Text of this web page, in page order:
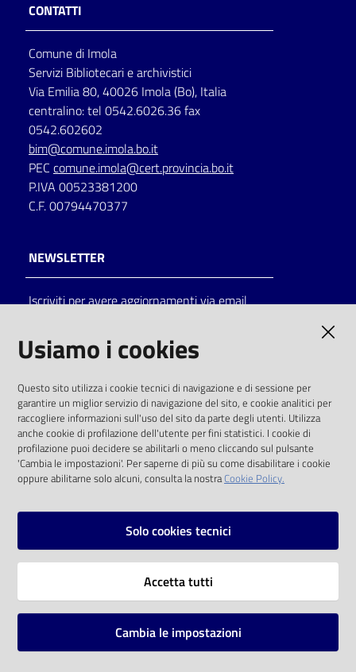
per
lettura
Seguici
su
Catalogo
on line
Eventi
Chiedi al
bibliotecario
CONTATTI
Comune di Imola
Servizi Bibliotecari e archivistici
Via Emilia 80, 40026 Imola (Bo), Italia
centralino: tel 0542.6026.36 fax
0542.602602
bim@comune.imola.bo.it
PEC comune.imola@cert.provincia.bo.it
P.IVA 00523381200
C.F. 00794470377
NEWSLETTER
Iscriviti per avere aggiornamenti via email
solo alle condizioni previste dalla direttiva
comunitaria 2003/98/CE e dal d.lgs. 36/2006
SOCIAL
Instagram
Vai alla pagina
Mappa del sito
Usiamo i cookies
Questo sito utilizza i cookie tecnici di navigazione e di sessione per
garantire un miglior servizio di navigazione del sito, e cookie analitici per
raccogliere informazioni sull'uso del sito da parte degli utenti. Utilizza
anche cookie di profilazione dell'utente per fini statistici. I cookie di
profilazione puoi decidere se abilitarli o meno cliccando sul pulsante
'Cambia le impostazioni'. Per saperne di più su come disabilitare i cookie
oppure abilitarne solo alcuni, consulta la nostraCookie Policy.
Solo cookies tecnici
Accetta tutti
Cambia le impostazioni